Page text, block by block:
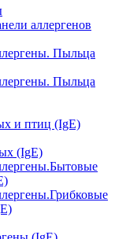
аллергенов
Пыльца
Пыльца
и птиц (IgE)
(IgE)